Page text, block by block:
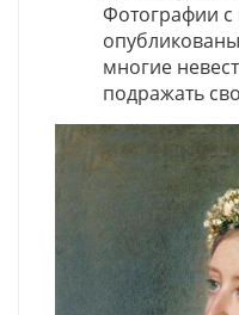
Фотографии
многие
подражать